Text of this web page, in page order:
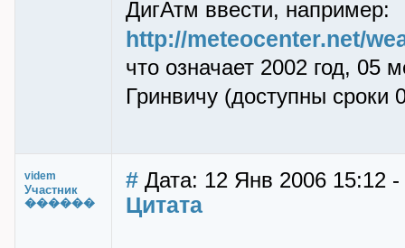
ДигАтм ввести, например:
http://meteocenter.net/
что означает 2002 год, 05
Гринвичу (доступны сроки
videm
Участник
������
# Дата: 12 Янв 2006 15:12
Цитата